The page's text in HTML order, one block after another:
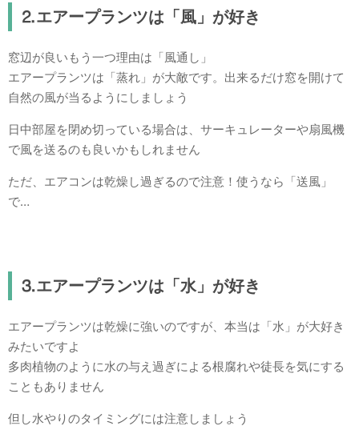
⒉エアープランツは「風」が好き
窓辺が良いもう一つ理由は「風通し」
エアープランツは「蒸れ」が大敵です。出来るだけ窓を開けて
自然の風が当るようにしましょう
日中部屋を閉め切っている場合は、サーキュレーターや扇風機
で風を送るのも良いかもしれません
ただ、エアコンは乾燥し過ぎるので注意！使うなら「送風」
で…
⒊エアープランツは「水」が好き
エアープランツは乾燥に強いのですが、本当は「水」が大好き
みたいですよ
多肉植物のように水の与え過ぎによる根腐れや徒長を気にする
こともありません
但し水やりのタイミングには注意しましょう